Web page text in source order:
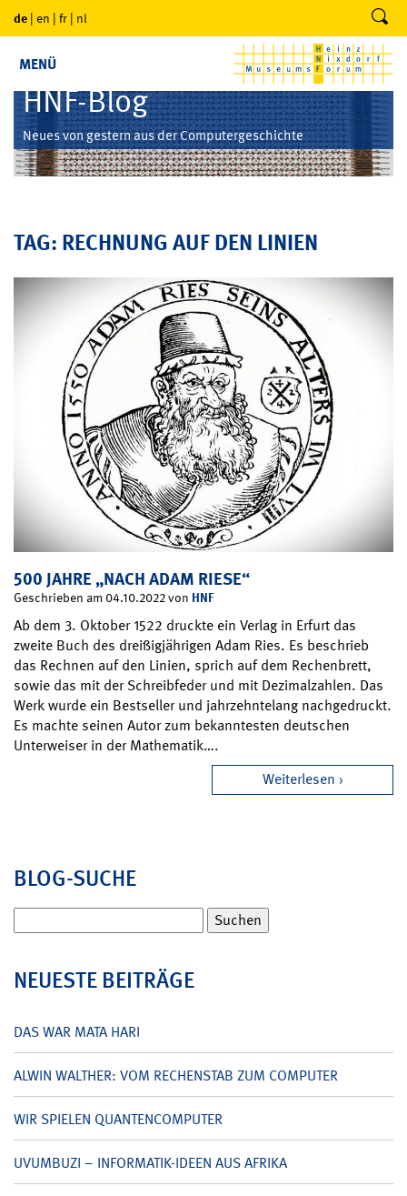
de | en | fr | nl
MENÜ
HNF-Blog
Neues von gestern aus der Computergeschichte
TAG: RECHNUNG AUF DEN LINIEN
500 JAHRE „NACH ADAM RIESE“
Geschrieben am 04.10.2022 von HNF
Ab dem 3. Oktober 1522 druckte ein Verlag in Erfurt das
zweite Buch des dreißigjährigen Adam Ries. Es beschrieb
das Rechnen auf den Linien, sprich auf dem Rechenbrett,
sowie das mit der Schreibfeder und mit Dezimalzahlen. Das
Werk wurde ein Bestseller und jahrzehntelang nachgedruckt.
Es machte seinen Autor zum bekanntesten deutschen
Unterweiser in der Mathematik….
Weiterlesen
BLOG-SUCHE
nach:
NEUESTE BEITRÄGE
DAS WAR MATA HARI
ALWIN WALTHER: VOM RECHENSTAB ZUM COMPUTER
WIR SPIELEN QUANTENCOMPUTER
UVUMBUZI – INFORMATIK-IDEEN AUS AFRIKA